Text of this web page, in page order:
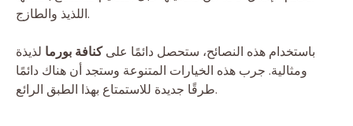
اللذيذ والطازج.
باستخدام هذه النصائح، ستحصل دائمًا علىكنافة بورما لذيذة
ومثالية. جرب هذه الخيارات المتنوعة وستجد أن هناك دائمًا
طرقًا جديدة للاستمتاع بهذا الطبق الرائع.